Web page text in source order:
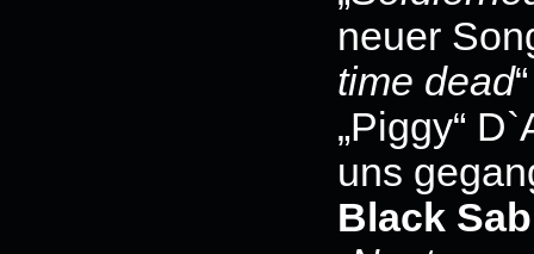
neuer
time dead
„Piggy“
uns
Black